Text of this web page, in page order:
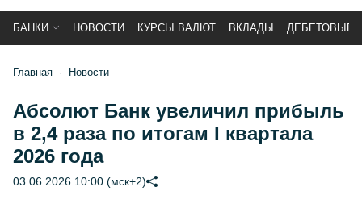
БАНКИ НОВОСТИ КУРСЫ ВАЛЮТ ВКЛАДЫ ДЕБЕТОВЫЕ
Главная Новости
Абсолют Банк увеличил прибыль
в 2,4 раза по итогам I квартала
2026 года
03.06.2026 10:00 (мск+2)